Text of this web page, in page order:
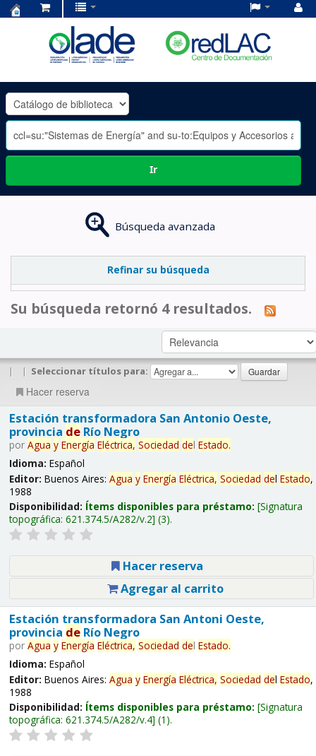
OLADE
-
Ir
Búsqueda avanzada
Refinar su búsqueda
Su búsqueda retornó 4 resultados.
| | Seleccionar títulos para:
Hacer reserva
Estación transformadora San Antonio Oeste,
provincia deRío Negro
por Agua y Energía Eléctrica, Sociedad del Estado.
Idioma: Español
Editor: Buenos Aires: Agua y Energía Eléctrica, Sociedad del Estado,
1988
Disponibilidad: Ítems disponibles para préstamo: Signatura
topográfica: 621.374.5/A282/v.2 (3).
Hacer reserva
Agregar al carrito
Estación transformadora San Antoni Oeste,
provincia deRío Negro
por Agua y Energía Eléctrica, Sociedad del Estado.
Idioma: Español
Editor: Buenos Aires: Agua y Energía Eléctrica, Sociedad del Estado,
1988
Disponibilidad: Ítems disponibles para préstamo: Signatura
topográfica: 621.374.5/A282/v.4 (1).